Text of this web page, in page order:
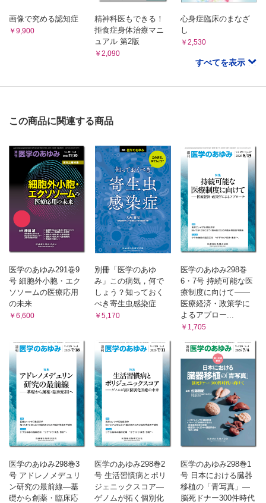
画像で究める認知症
￥9,900
精神科医もできる！
拒食症身体治療マニ
ュアル 第2版
￥2,090
心身症臨床のまなざ
し
￥2,530
すべてを表示
この商品に関連する商品
医学のあゆみ291巻9
号 細胞外小胞・エク
ソソームの医療応用
の未来
￥6,600
別冊「医学のあゆ
み」この病気，何で
しょう？知っておく
べき寄生虫感染症
￥5,170
医学のあゆみ298巻
6・7号 持続可能な医
療制度に向けて――
医療経済・政策学に
よるアプロー...
￥1,705
医学のあゆみ298巻3
号 アドレノメデュリ
ン研究の最前線―基
礎から創薬・臨床応
医学のあゆみ298巻2
号 生活習慣病とポリ
ジェニックスコア―
ゲノムが拓く個別化
医学のあゆみ298巻1
号 日本における臓器
移植の「青写真」―
脳死ドナー300件時代